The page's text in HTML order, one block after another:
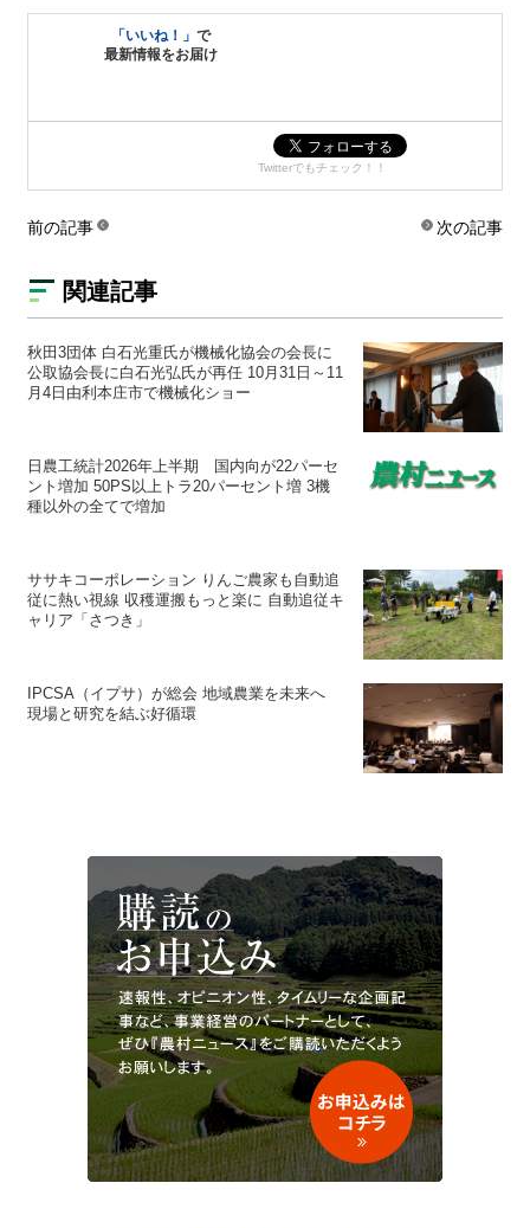
「いいね！」で
最新情報をお届け
Twitterでもチェック！！
前の記事 次の記事
関連記事
秋田3団体 白石光重氏が機械化協会の会長に
公取協会長に白石光弘氏が再任 10月31日～11
月4日由利本庄市で機械化ショー
日農工統計2026年上半期 国内向が22パーセ
ント増加 50PS以上トラ20パーセント増 3機
種以外の全てで増加
ササキコーポレーション りんご農家も自動追
従に熱い視線 収穫運搬もっと楽に 自動追従キ
ャリア「さつき」
IPCSA（イプサ）が総会 地域農業を未来へ
現場と研究を結ぶ好循環